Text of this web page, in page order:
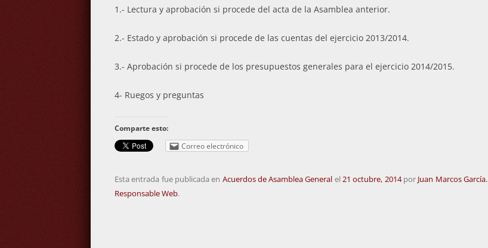
1.- Lectura y aprobación si procede del acta de la Asamblea anterior.
2.- Estado y aprobación si procede de las cuentas del ejercicio 2013/2014.
3.- Aprobación si procede de los presupuestos generales para el ejercicio 2014/2015.
4- Ruegos y preguntas
Comparte esto:
Correo electrónico
Esta entrada fue publicada en Acuerdos de Asamblea General el21 octubre, 2014por Juan Marcos García.
Responsable Web.